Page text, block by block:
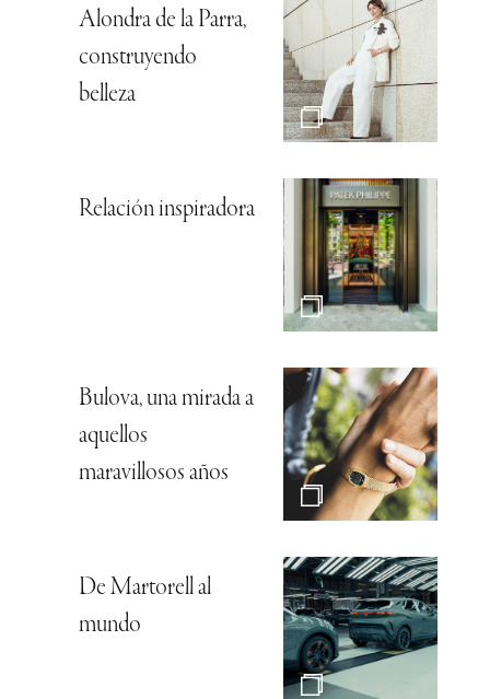
Alondra de la Parra,
construyendo
belleza
Relación inspiradora
Bulova, una mirada a
aquellos
maravillosos años
De Martorell al
mundo